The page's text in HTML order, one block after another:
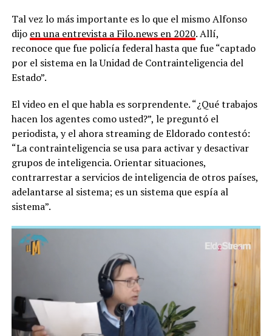
Tal vez lo más importante es lo que el mismo Alfonso
dijo en una entrevista a Filo.news en 2020. Allí,
reconoce que fue policía federal hasta que fue “captado
por el sistema en la Unidad de Contrainteligencia del
Estado”.
El video en el que habla es sorprendente. “¿Qué trabajos
hacen los agentes como usted?”, le preguntó el
periodista, y el ahora streaming de Eldorado contestó:
“La contrainteligencia se usa para activar y desactivar
grupos de inteligencia. Orientar situaciones,
contrarrestar a servicios de inteligencia de otros países,
adelantarse al sistema; es un sistema que espía al
sistema”.